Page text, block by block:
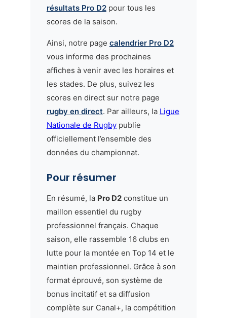
résultats Pro D2pour tous les
scores de la saison.
Ainsi, notre page calendrier Pro D2
vous informe des prochaines
affiches à venir avec les horaires et
les stades. De plus, suivez les
scores en direct sur notre page
rugby en direct. Par ailleurs, la Ligue
Nationale de Rugbypublie
officiellement l’ensemble des
données du championnat.
Pour résumer
En résumé, la Pro D2constitue un
maillon essentiel du rugby
professionnel français. Chaque
saison, elle rassemble 16 clubs en
lutte pour la montée en Top 14 et le
maintien professionnel. Grâce à son
format éprouvé, son système de
bonus incitatif et sa diffusion
complète sur Canal+, la compétition